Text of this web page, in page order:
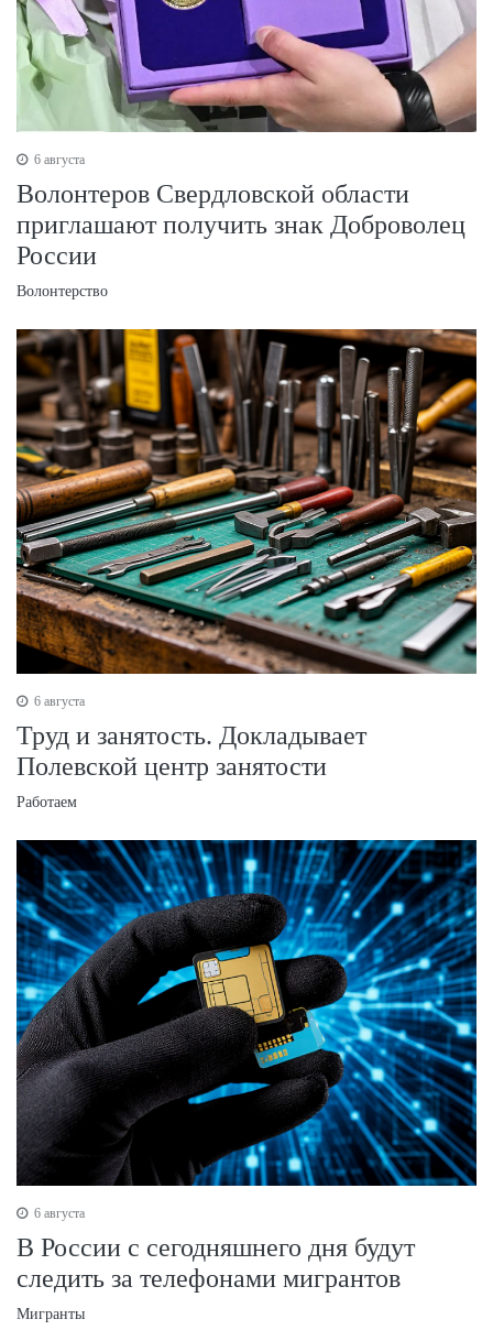
6 августа
Волонтеров Свердловской области
приглашают получить знак Доброволец
России
Волонтерство
6 августа
Труд и занятость. Докладывает
Полевской центр занятости
Работаем
6 августа
В России с сегодняшнего дня будут
следить за телефонами мигрантов
Мигранты